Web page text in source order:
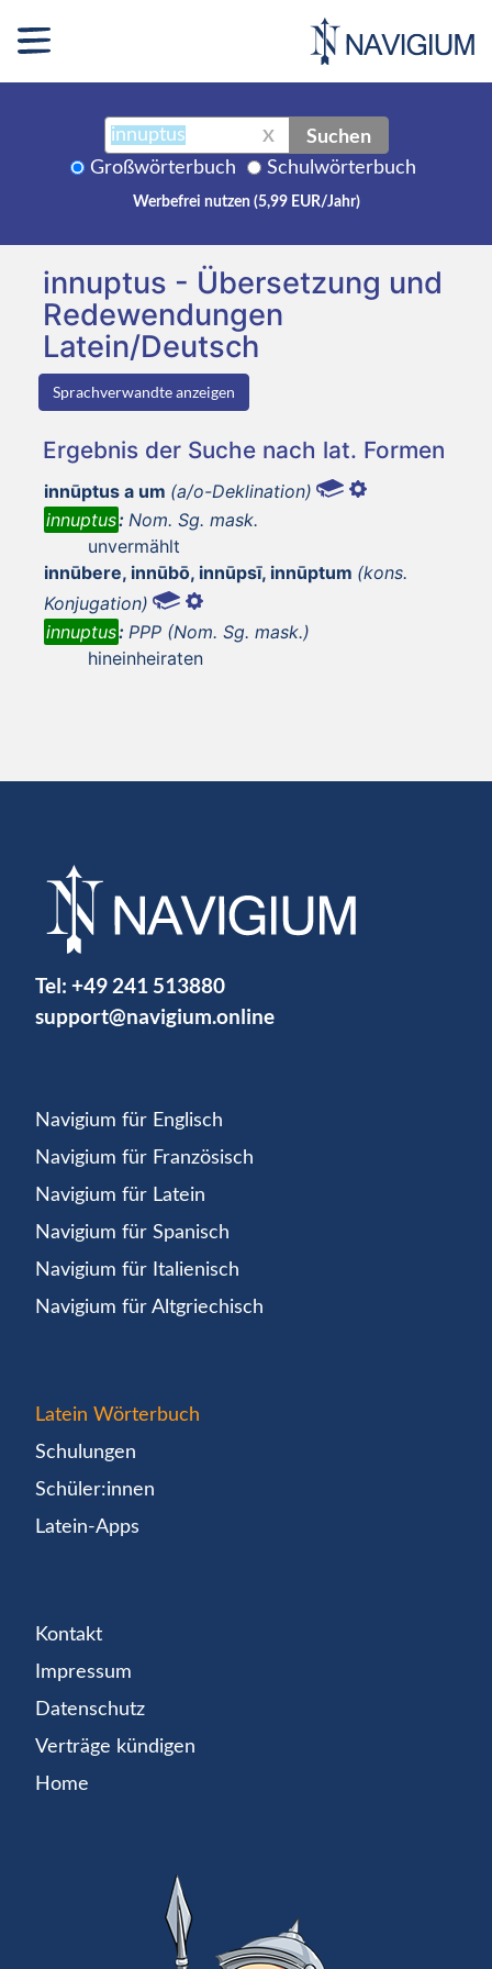
X Suchen
Großwörterbuch Schulwörterbuch
Werbefrei nutzen (5,99 EUR/Jahr)
innuptus - Übersetzung und
Redewendungen
Latein/Deutsch
Sprachverwandte anzeigen
Ergebnis der Suche nach lat. Formen
innūptus a um (a/o-Deklination)
innuptus: Nom. Sg. mask.
unvermählt
innūbere, innūbō, innūpsī, innūptum (kons.
Konjugation)
innuptus: PPP (Nom. Sg. mask.)
hineinheiraten
Tel: +49 241 513880
support@navigium.online
Navigium für Englisch
Navigium für Französisch
Navigium für Latein
Navigium für Spanisch
Navigium für Italienisch
Navigium für Altgriechisch
Latein Wörterbuch
Schulungen
Schüler:innen
Latein-Apps
Kontakt
Impressum
Datenschutz
Verträge kündigen
Home